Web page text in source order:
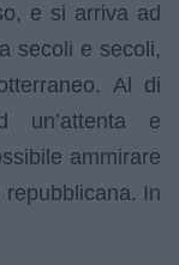
e si arriva ad
secoli e secoli,
Al di
un’attenta e
ammirare
In